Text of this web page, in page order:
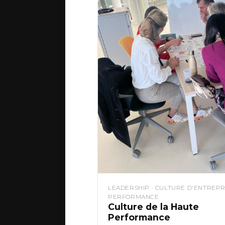
LEADERSHIP · CULTURE
PERFORMANCE
Culture de la Haute
Performance